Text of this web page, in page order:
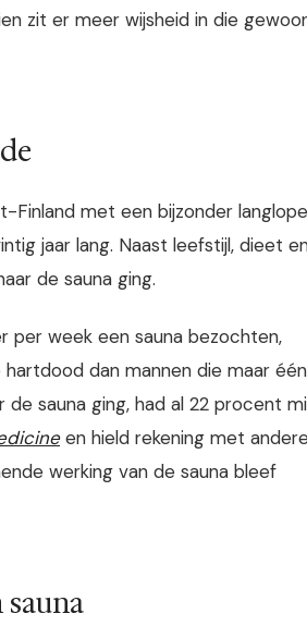
zit er meer wijsheid in die
Finland met een bijzonder
jaar lang. Naast leefstijl, dieet
de sauna ging.
per week een sauna bezochten,
dan mannen die maar
sauna ging, had al 22 procent
en hield rekening met
werking van de sauna bleef